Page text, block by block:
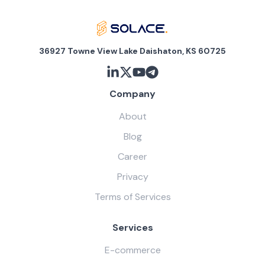
36927 Towne View Lake Daishaton, KS 60725
Company
About
Blog
Career
Privacy
Terms of Services
Services
E-commerce